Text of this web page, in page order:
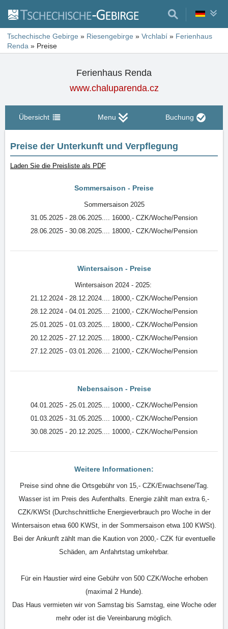
Tschechische Gebirge » Riesengebirge » Vrchlabí » Ferienhaus
Renda » Preise
Ferienhaus Renda
www.chaluparenda.cz
Übersicht Menu Buchung
Preise der Unterkunft und Verpflegung
Laden Sie die Preisliste als PDF
Sommersaison - Preise
Sommersaison 2025
31.05.2025 - 28.06.2025.... 16000,- CZK/Woche/Pension
28.06.2025 - 30.08.2025.... 18000,- CZK/Woche/Pension
Wintersaison - Preise
Wintersaison 2024 - 2025:
21.12.2024 - 28.12.2024.... 18000,- CZK/Woche/Pension
28.12.2024 - 04.01.2025.... 21000,- CZK/Woche/Pension
25.01.2025 - 01.03.2025.... 18000,- CZK/Woche/Pension
20.12.2025 - 27.12.2025.... 18000,- CZK/Woche/Pension
27.12.2025 - 03.01.2026.... 21000,- CZK/Woche/Pension
Nebensaison - Preise
04.01.2025 - 25.01.2025.... 10000,- CZK/Woche/Pension
01.03.2025 - 31.05.2025.... 10000,- CZK/Woche/Pension
30.08.2025 - 20.12.2025.... 10000,- CZK/Woche/Pension
Weitere Informationen:
Preise sind ohne die Ortsgebühr von 15,- CZK/Erwachsene/Tag.
Wasser ist im Preis des Aufenthalts. Energie zählt man extra 6,-
CZK/KWSt (Durchschnittliche Energieverbrauch pro Woche in der
Wintersaison etwa 600 KWSt, in der Sommersaison etwa 100 KWSt).
Bei der Ankunft zählt man die Kaution von 2000,- CZK für eventuelle
Schäden, am Anfahrtstag umkehrbar.
Für ein Haustier wird eine Gebühr von 500 CZK/Woche erhoben
(maximal 2 Hunde).
Das Haus vermieten wir von Samstag bis Samstag, eine Woche oder
mehr oder ist die Vereinbarung möglich.